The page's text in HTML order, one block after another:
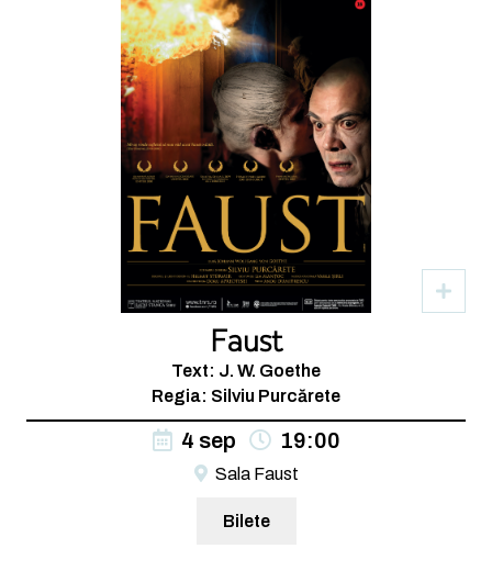
Faust
Text: J. W. Goethe
Regia: Silviu Purcărete
4 sep 19:00
Sala Faust
Bilete